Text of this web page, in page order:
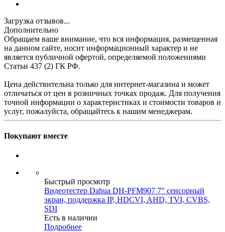
Загрузка отзывов...
Дополнительно
Обращаем ваше внимание, что вся информация, размещенная
на данном сайте, носит информационный характер и не
является публичной офертой, определяемой положениями
Статьи 437 (2) ГК РФ.
Цена действительна только для интернет-магазина и может
отличаться от цен в розничных точках продаж. Для получения
точной информации о характеристиках и стоимости товаров и
услуг, пожалуйста, обращайтесь к нашим менеджерам.
Покупают вместе
Быстрый просмотр
Видеотестер Dahua DH-PFM907 7” сенсорный
экран, поддержка IP, HDCVI, AHD, TVI, CVBS,
SDI
Есть в наличии
Подробнее